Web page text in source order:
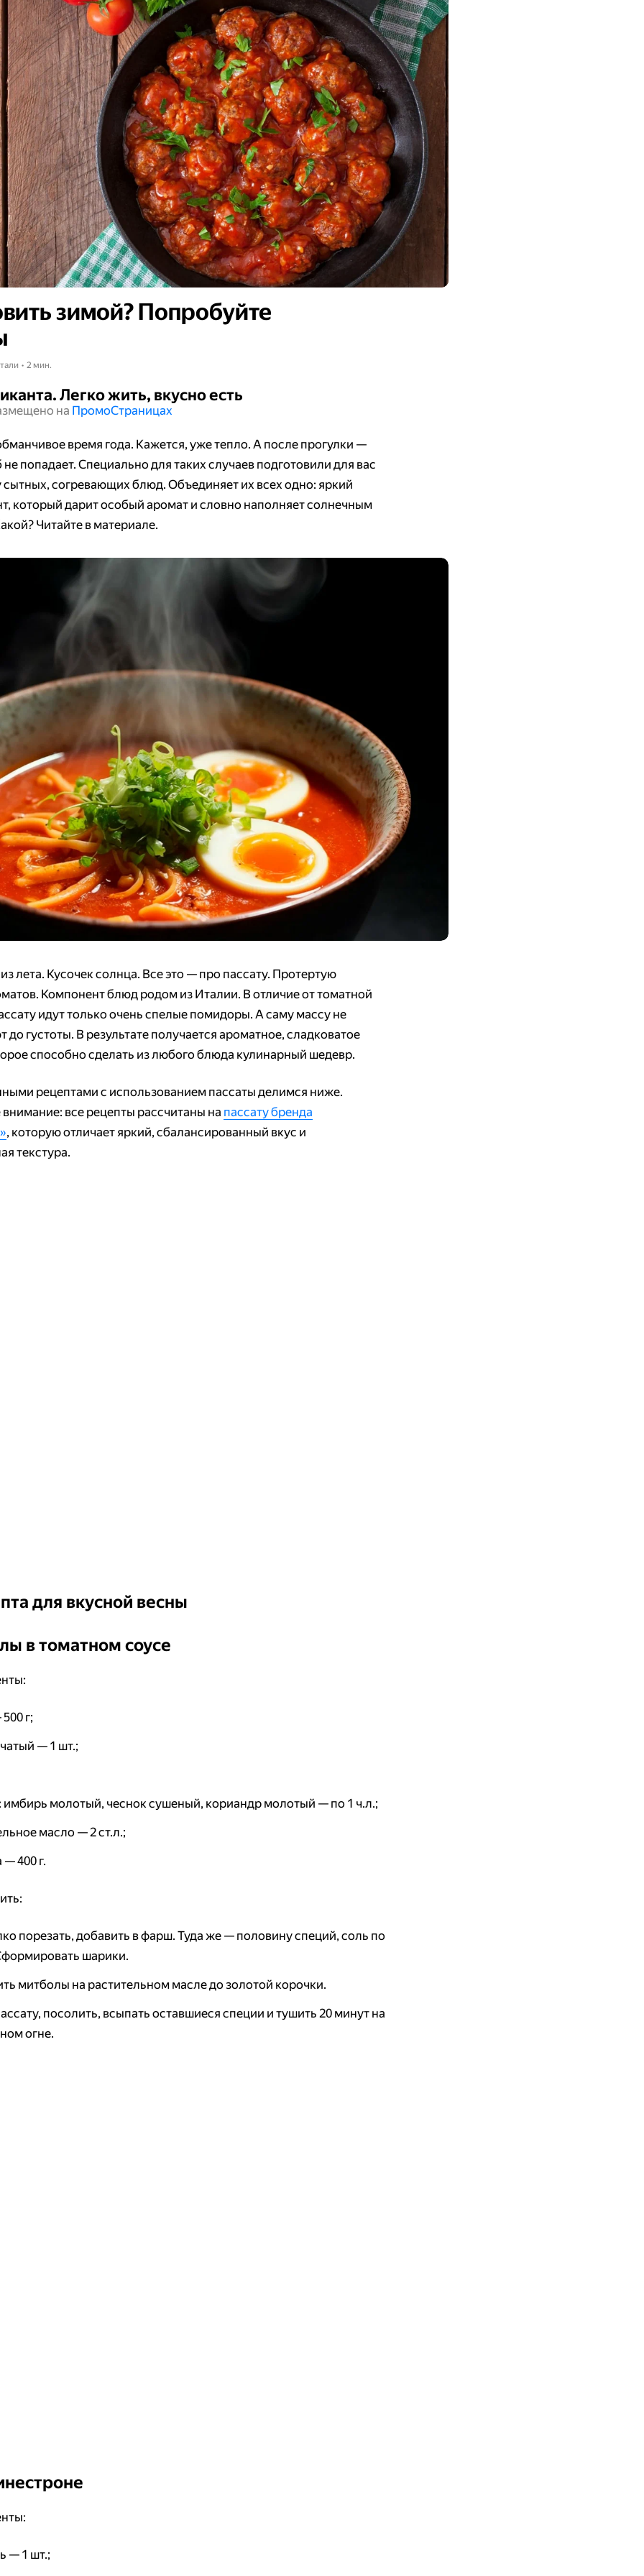
зимой? Попробуйте
• 2 мин.
Легко жить, вкусно есть
на Промо​​​​​​​Страницах
время года. Кажется, уже тепло. А после прогулки —
не попадает. Специально для таких случаев подготовили для вас
сытных, согревающих блюд. Объединяет их всех одно: яркий
который дарит особый аромат и словно наполняет солнечным
Читайте в материале.
лета. Кусочек солнца. Все это — про пассату. Протертую
Компонент блюд родом из Италии. В отличие от томатной
идут только очень спелые помидоры. А саму массу не
до густоты. В результате получается ароматное, сладковатое
способно сделать из любого блюда кулинарный шедевр.
рецептами с использованием пассаты делимся ниже.
все рецепты рассчитаны на пассату бренда
, которую отличает яркий, сбалансированный вкус и
текстура.
для вкусной весны
в томатном соусе
г;
— 1 шт.;
имбирь молотый, чеснок сушеный, кориандр молотый — по 1 ч.л.;
масло — 2 ст.л.;
— 400 г.
порезать, добавить в фарш. Туда же — половину специй, соль по
шарики.
митболы на растительном масле до золотой корочки.
посолить, всыпать оставшиеся специи и тушить 20 минут на
огне.
— 1 шт.;